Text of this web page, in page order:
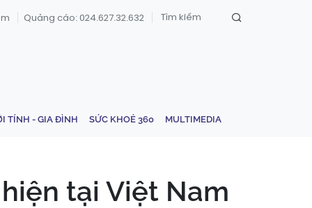
Quảng cáo: 024.627.32.632
TÍNH - GIA ĐÌNH SỨC KHOẺ 360 MULTIMEDIA
tại Việt Nam